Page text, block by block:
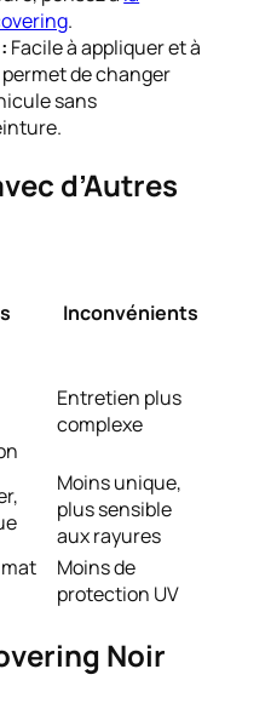
.
Facile à appliquer et à
de changer
sans
d’Autres
Inconvénients
Entretien plus
complexe
Moins unique,
plus sensible
aux rayures
Moins de
protection UV
Noir